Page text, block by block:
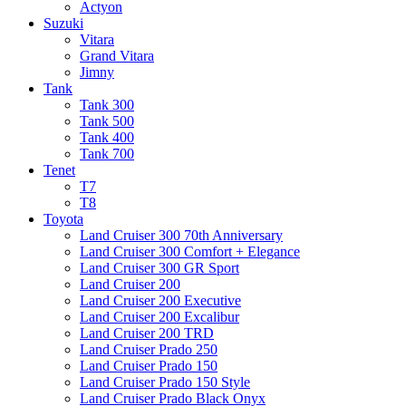
Actyon
Suzuki
Vitara
Grand Vitara
Jimny
Tank
Tank 300
Tank 500
Tank 400
Tank 700
Tenet
T7
T8
Toyota
Land Cruiser 300 70th Anniversary
Land Cruiser 300 Comfort + Elegance
Land Cruiser 300 GR Sport
Land Cruiser 200
Land Cruiser 200 Executive
Land Cruiser 200 Excalibur
Land Cruiser 200 TRD
Land Cruiser Prado 250
Land Cruiser Prado 150
Land Cruiser Prado 150 Style
Land Cruiser Prado Black Onyx